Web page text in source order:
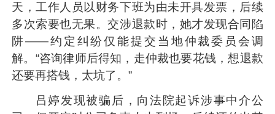
天，工作人员以财务下班为由未开具发票，后续
多次索要也无果。交涉退款时，她才发现合同陷
阱——约定纠纷仅能提交当地仲裁委员会调
解。“咨询律师后得知，走仲裁也要花钱，想退款
还要再搭钱，太坑了。”
吕婷发现被骗后，向法院起诉涉事中介公